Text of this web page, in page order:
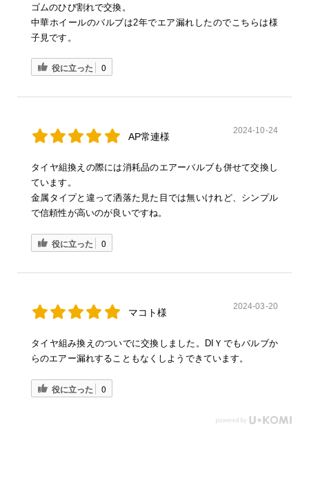
ゴムのひび割れで交換。
中華ホイールのバルブは2年でエア漏れしたのでこちらは様
子見です。
役に立った 0
AP常連様
2024-10-24
タイヤ組換えの際には消耗品のエアーバルブも併せて交換し
ています。
金属タイプと違って洒落た見た目では無いけれど、シンプル
で信頼性が高いのが良いですね。
役に立った 0
マコト様
2024-03-20
タイヤ組み換えのついでに交換しました。DIＹでもバルブか
らのエアー漏れすることもなくしようできています。
役に立った 0